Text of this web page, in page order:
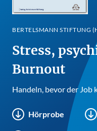
BERTELSMANN STIFTUNG
Stress,
Burnout
Handeln, bevor der Job
Hörprobe